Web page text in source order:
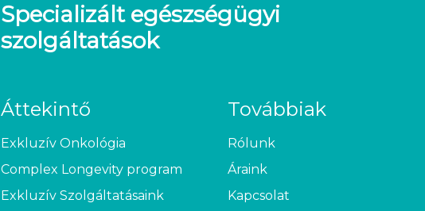
Specializált egészségügyi
szolgáltatások
Áttekintő
Exkluzív Onkológia
Complex Longevity program
Exkluzív Szolgáltatásaink
Továbbiak
Rólunk
Áraink
Kapcsolat